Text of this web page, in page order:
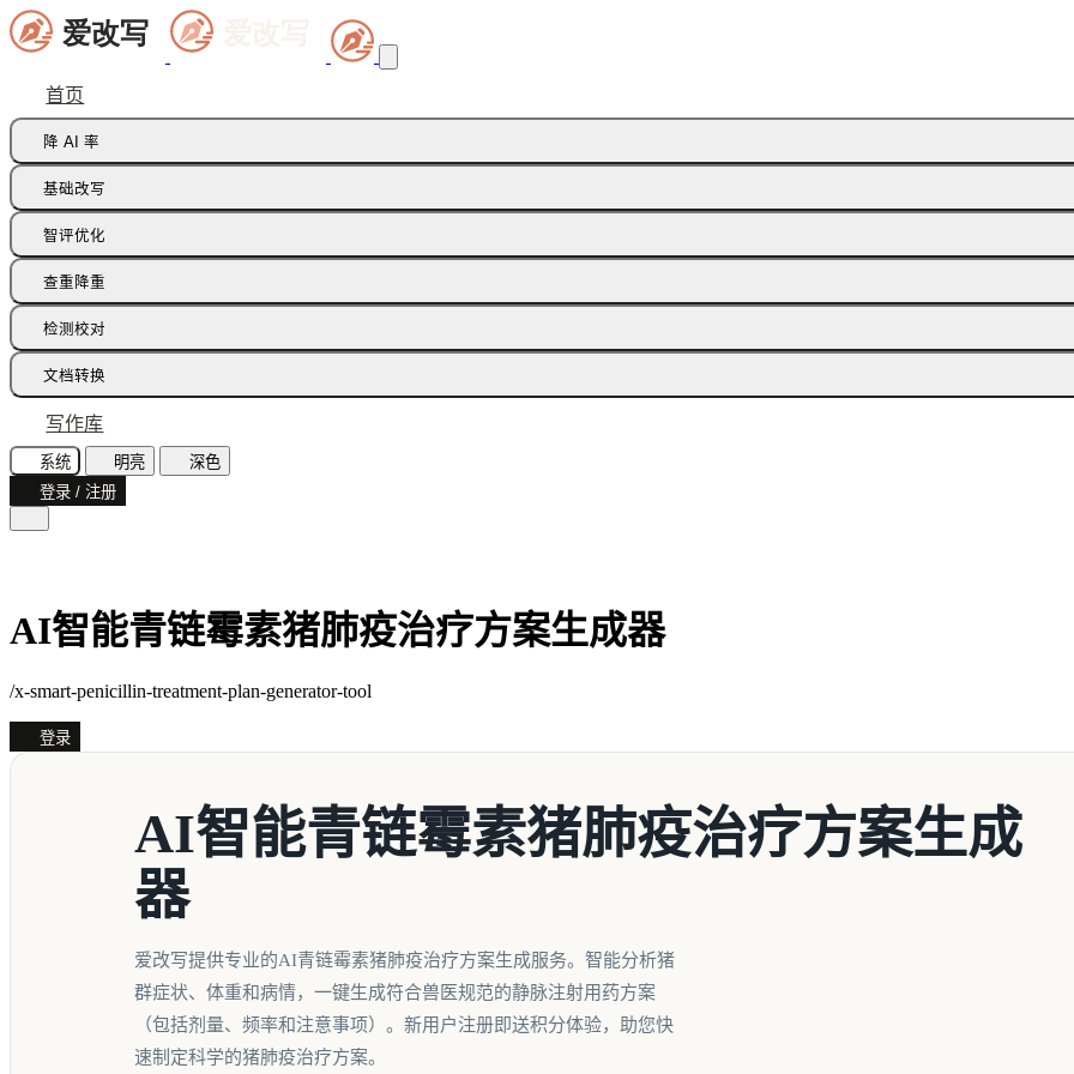
首页
降 AI 率
痕迹橡皮擦
多语种降痕
基础改写
同义词替换
智评优化
批注智改
查重降重
论文降重
检测校对
AI 文本检测(中文)
AI 文本检测(英文)
AI 图片检测
AI味诊断
文本纠错
文档转换
飞书文档
智能读文
文档识别
写作库
系统 明亮
深色
登录 / 注册
AI智能青链霉素猪肺疫治疗方案生成器
/x-smart-penicillin-treatment-plan-generator-tool
登录
AI智能青链霉素猪肺疫治疗方案生成
器
爱改写提供专业的AI青链霉素猪肺疫治疗方案生成服务。智能分析猪
群症状、体重和病情，一键生成符合兽医规范的静脉注射用药方案
（包括剂量、频率和注意事项）。新用户注册即送积分体验，助您快
速制定科学的猪肺疫治疗方案。